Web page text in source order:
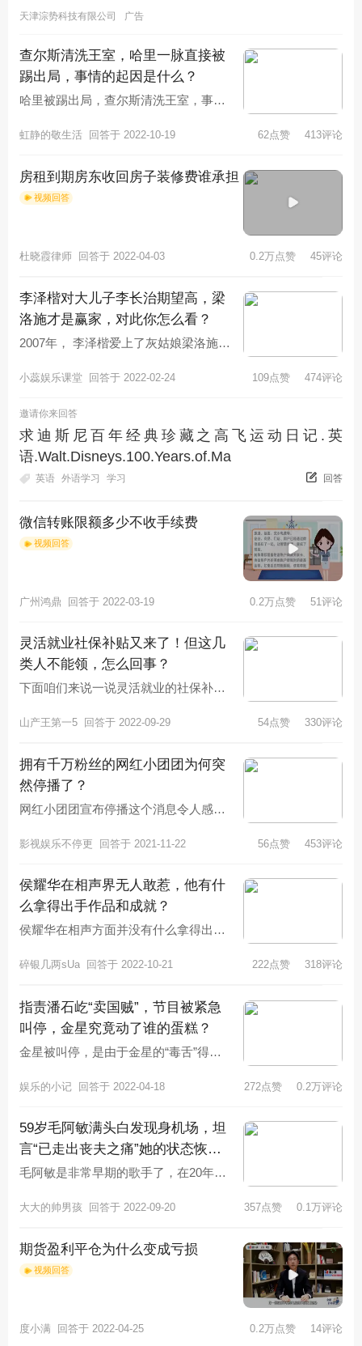
天津淙势科技有限公司 广告
查尔斯清洗王室，哈里一脉直接被
踢出局，事情的起因是什么？
哈里被踢出局，查尔斯清洗王室，事情
为。伊丽莎白女王国葬期间，哈里和
虹静的敬生活 回答于 2022-10-19 62点赞 413评论
房租到期房东收回房子装修费谁承担
视频回答
杜晓霞律师 回答于 2022-04-03 0.2万点赞 45评论
李泽楷对大儿子李长治期望高，梁
洛施才是赢家，对此你怎么看？
2007年， 李泽楷爱上了灰姑娘梁洛施。
孩，谁知，李泽楷对她说：“
小蕊娱乐课堂 回答于 2022-02-24 109点赞 474评论
邀请你来回答
求迪斯尼百年经典珍藏之高飞运动日记.英
语.Walt.Disneys.100.Years.of.Ma
英语 外语学习 学习 回答
微信转账限额多少不收手续费
视频回答
广州鸿鼎 回答于 2022-03-19 0.2万点赞 51评论
灵活就业社保补贴又来了！但这几
类人不能领，怎么回事？
下面咱们来说一说灵活就业的社保补
镇职工社保和城乡居民社保。但是有一
山产王第一5 回答于 2022-09-29 54点赞 330评论
拥有千万粉丝的网红小团团为何突
然停播了？
网红小团团宣布停播这个消息令人感觉
的，但是突然有一天她自己宣布停播了
影视娱乐不停更 回答于 2021-11-22 56点赞 453评论
侯耀华在相声界无人敢惹，他有什
么拿得出手作品和成就？
侯耀华在相声方面并没有什么拿得出手
敢惹，是因为他有三种不同凡响的身
碎银几两sUa 回答于 2022-10-21 222点赞 318评论
指责潘石屹“卖国贼”，节目被紧急
叫停，金星究竟动了谁的蛋糕？
金星被叫停，是由于金星的“毒舌”得罪
的一些明星。为了节目效果，难免
娱乐的小记 回答于 2022-04-18 272点赞 0.2万评论
59岁毛阿敏满头白发现身机场，坦
言“已走出丧夫之痛”她的状态恢复
了吗？
毛阿敏是非常早期的歌手了，在20年
存在，当时的他有多红呢？只要是央
大大的帅男孩 回答于 2022-09-20 357点赞 0.1万评论
期货盈利平仓为什么变成亏损
视频回答
度小满 回答于 2022-04-25 0.2万点赞 14评论